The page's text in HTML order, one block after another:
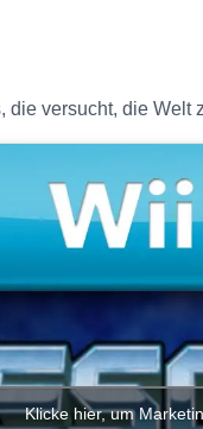
die versucht, die
Klicke hier, um